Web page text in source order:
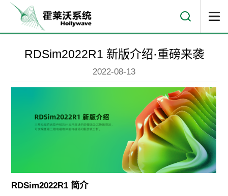
RDSim2022R1 新版介绍·重磅来袭
2022-08-13
RDSim2022R1 简介